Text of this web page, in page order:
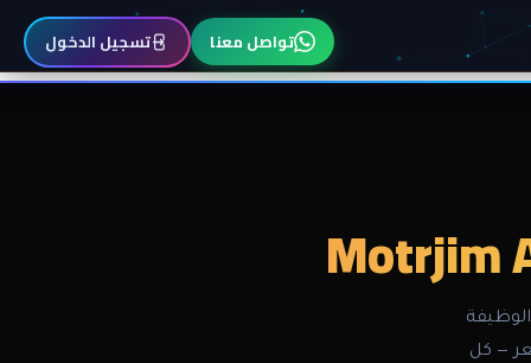
تواصل معنا تسجيل الدخول
Motrjim
— كل